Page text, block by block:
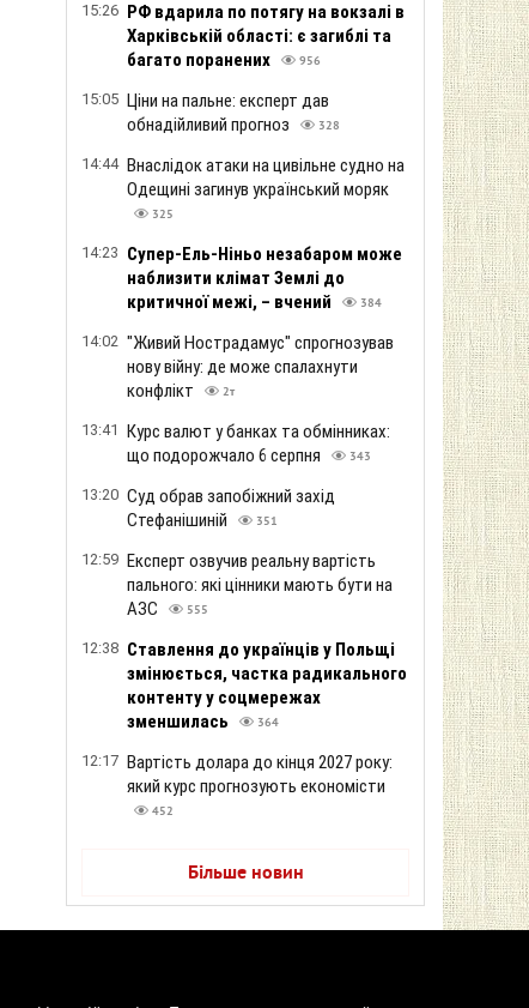
15:26 РФ вдарила по потягу на вокзалі в
Харківській області: є загиблі та
багато поранених
956
15:05 Ціни на пальне: експерт дав
обнадійливий прогноз
328
14:44 Внаслідок атаки на цивільне судно на
Одещині загинув український моряк
325
14:23 Супер-Ель-Ніньо незабаром може
наблизити клімат Землі до
критичної межі, – вчений
384
14:02 "Живий Нострадамус" спрогнозував
нову війну: де може спалахнути
конфлікт
2т
13:41 Курс валют у банках та обмінниках:
що подорожчало 6 серпня
343
13:20 Суд обрав запобіжний захід
Стефанішиній
351
12:59 Експерт озвучив реальну вартість
пального: які цінники мають бути на
АЗС
555
12:38 Ставлення до українців у Польщі
змінюється, частка радикального
контенту у соцмережах
зменшилась
364
12:17 Вартість долара до кінця 2027 року:
який курс прогнозують економісти
452
Більше новин